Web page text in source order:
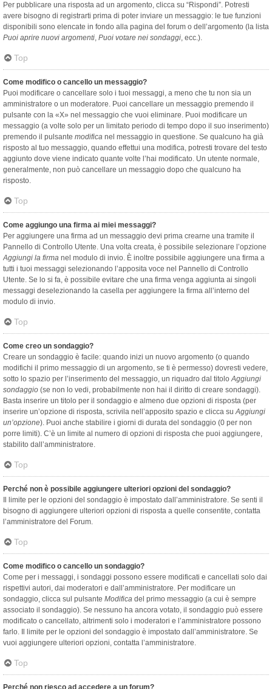
Per pubblicare una risposta ad un argomento, clicca su “Rispondi”. Potresti
avere bisogno di registrarti prima di poter inviare un messaggio: le tue funzioni
disponibili sono elencate in fondo alla pagina del forum o dell’argomento (la lista
Puoi aprire nuovi argomenti, Puoi votare nei sondaggi, ecc.).
Top
Come modifico o cancello un messaggio?
Puoi modificare o cancellare solo i tuoi messaggi, a meno che tu non sia un
amministratore o un moderatore. Puoi cancellare un messaggio premendo il
pulsante con la «X» nel messaggio che vuoi eliminare. Puoi modificare un
messaggio (a volte solo per un limitato periodo di tempo dopo il suo inserimento)
premendo il pulsante modifica nel messaggio in questione. Se qualcuno ha già
risposto al tuo messaggio, quando effettui una modifica, potresti trovare del testo
aggiunto dove viene indicato quante volte l’hai modificato. Un utente normale,
generalmente, non può cancellare un messaggio dopo che qualcuno ha
risposto.
Top
Come aggiungo una firma ai miei messaggi?
Per aggiungere una firma ad un messaggio devi prima crearne una tramite il
Pannello di Controllo Utente. Una volta creata, è possibile selezionare l’opzione
Aggiungi la firma nel modulo di invio. È inoltre possibile aggiungere una firma a
tutti i tuoi messaggi selezionando l’apposita voce nel Pannello di Controllo
Utente. Se lo si fa, è possibile evitare che una firma venga aggiunta ai singoli
messaggi deselezionando la casella per aggiungere la firma all’interno del
modulo di invio.
Top
Come creo un sondaggio?
Creare un sondaggio è facile: quando inizi un nuovo argomento (o quando
modifichi il primo messaggio di un argomento, se ti è permesso) dovresti vedere,
sotto lo spazio per l’inserimento del messaggio, un riquadro dal titoloAggiungi
sondaggio (se non lo vedi, probabilmente non hai il diritto di creare sondaggi).
Basta inserire un titolo per il sondaggio e almeno due opzioni di risposta (per
inserire un’opzione di risposta, scrivila nell’apposito spazio e clicca suAggiungi
un’opzione). Puoi anche stabilire i giorni di durata del sondaggio (0 per non
porre limiti). C’è un limite al numero di opzioni di risposta che puoi aggiungere,
stabilito dall’amministratore.
Top
Perché non è possibile aggiungere ulteriori opzioni del sondaggio?
Il limite per le opzioni del sondaggio è impostato dall’amministratore. Se senti il
bisogno di aggiungere ulteriori opzioni di risposta a quelle consentite, contatta
l’amministratore del Forum.
Top
Come modifico o cancello un sondaggio?
Come per i messaggi, i sondaggi possono essere modificati e cancellati solo dai
rispettivi autori, dai moderatori e dall’amministratore. Per modificare un
sondaggio, clicca sul pulsante Modifica del primo messaggio (a cui è sempre
associato il sondaggio). Se nessuno ha ancora votato, il sondaggio può essere
modificato o cancellato, altrimenti solo i moderatori e l’amministratore possono
farlo. Il limite per le opzioni del sondaggio è impostato dall’amministratore. Se
vuoi aggiungere ulteriori opzioni, contatta l’amministratore.
Top
Perché non riesco ad accedere a un forum?